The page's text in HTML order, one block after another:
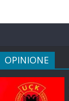
OPINIONE